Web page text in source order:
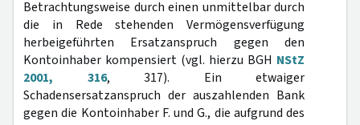
Betrachtungsweise durch einen unmittelbar durch
die in Rede stehenden Vermögensverfügung
herbeigeführten Ersatzanspruch gegen den
Kontoinhaber kompensiert (vgl. hierzu BGH NStZ
2001, 316, 317). Ein etwaiger
Schadensersatzanspruch der auszahlenden Bank
gegen die Kontoinhaber F. und G., die aufgrund des